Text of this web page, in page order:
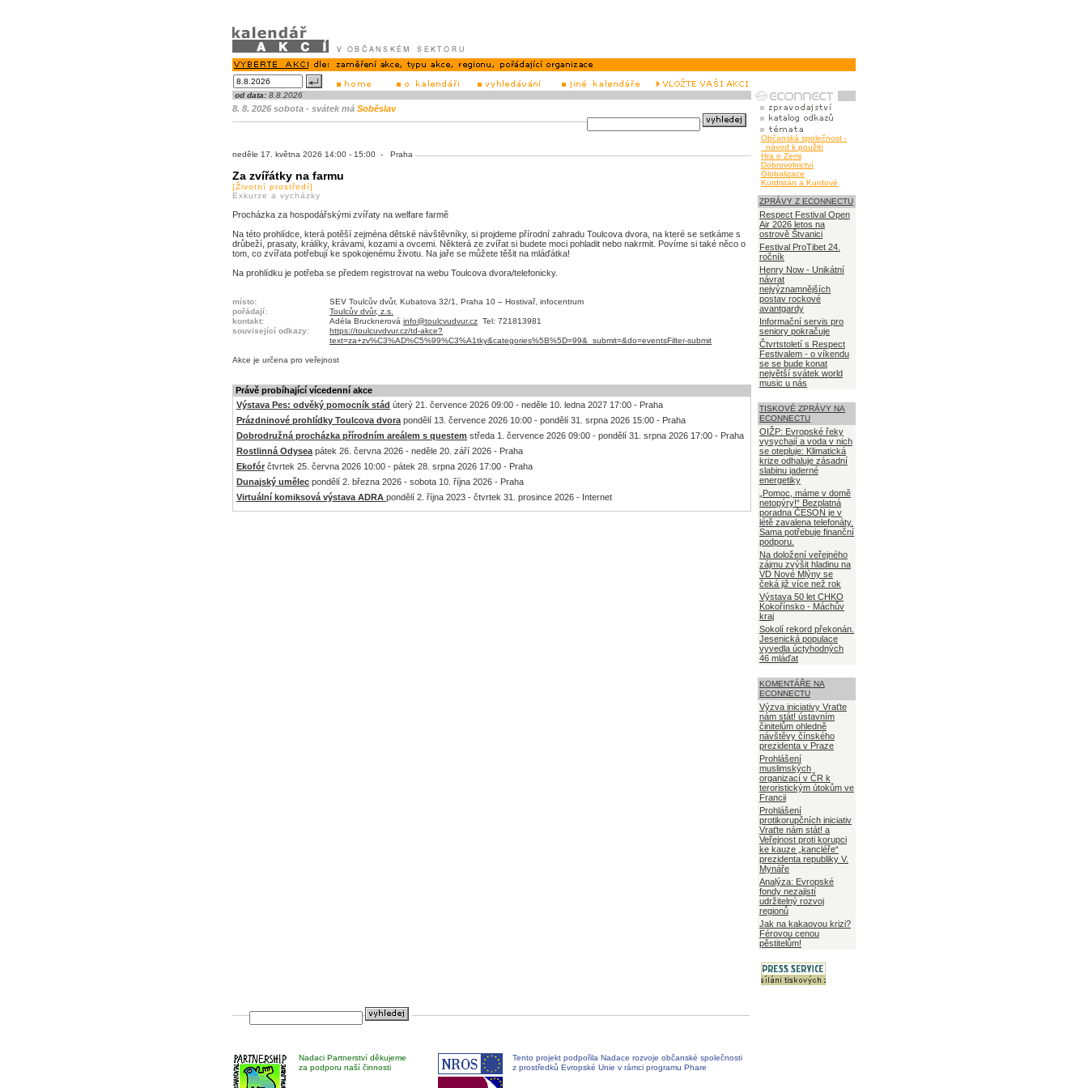
od data: 8.8.2026
8. 8. 2026 sobota - svátek má Soběslav
neděle 17. května 2026 14:00 - 15:00 - Praha
Za zvířátky na farmu
[Životní prostředí]
Exkurze a vycházky
Procházka za hospodářskými zvířaty na welfare farmě
Na této prohlídce, která potěší zejména dětské návštěvníky, si projdeme přírodní zahradu Toulcova dvora, na které se setkáme s
drůbeží, prasaty, králíky, krávami, kozami a ovcemi. Některá ze zvířat si budete moci pohladit nebo nakrmit. Povíme si také něco o
tom, co zvířata potřebují ke spokojenému životu. Na jaře se můžete těšit na mláďátka!
Na prohlídku je potřeba se předem registrovat na webu Toulcova dvora/telefonicky.
místo:
SEV Toulcův dvůr, Kubatova 32/1, Praha 10 – Hostivař, infocentrum
pořádají:
Toulcův dvůr, z.s.
kontakt:
Adéla Brucknerová info@toulcvudvur.cz Tel: 721813981
související odkazy:
https://toulcuvdvur.cz/td-akce?
text=za+zv%C3%AD%C5%99%C3%A1tky&categories%5B%5D=99&_submit=&do=eventsFilter-submit
Akce je určena pro veřejnost
Právě probíhající vícedenní akce
Výstava Pes: odvěký pomocník stád úterý 21. července 2026 09:00 - neděle 10. ledna 2027 17:00 - Praha
Prázdninové prohlídky Toulcova dvora pondělí 13. července 2026 10:00 - pondělí 31. srpna 2026 15:00 - Praha
Dobrodružná procházka přírodním areálem s questem středa 1. července 2026 09:00 - pondělí 31. srpna 2026 17:00 - Praha
Rostlinná Odysea pátek 26. června 2026 - neděle 20. září 2026 - Praha
Ekofór čtvrtek 25. června 2026 10:00 - pátek 28. srpna 2026 17:00 - Praha
Dunajský umělec pondělí 2. března 2026 - sobota 10. října 2026 - Praha
Virtuální komiksová výstava ADRA pondělí 2. října 2023 - čtvrtek 31. prosince 2026 - Internet
Občanská společnost -
návod k použití
Hra o Zemi
Dobrovolnictví
Globalizace
Kurdistán a Kurdové
ZPRÁVY Z ECONNECTU
Respect Festival Open
Air 2026 letos na
ostrově Štvanici
Festival ProTibet 24.
ročník
Henry Now - Unikátní
návrat
nejvýznamnějších
postav rockové
avantgardy
Informační servis pro
seniory pokračuje
Čtvrtstoletí s Respect
Festivalem - o víkendu
se se bude konat
největší svátek world
music u nás
TISKOVÉ ZPRÁVY NA
ECONNECTU
OIŽP: Evropské řeky
vysychají a voda v nich
se otepluje: Klimatická
krize odhaluje zásadní
slabinu jaderné
energetiky
„Pomoc, máme v domě
netopýry!“ Bezplatná
poradna ČESON je v
létě zavalena telefonáty.
Sama potřebuje finanční
podporu.
Na doložení veřejného
zájmu zvýšit hladinu na
VD Nové Mlýny se
čeká již více než rok
Výstava 50 let CHKO
Kokořínsko - Máchův
kraj
Sokolí rekord překonán.
Jesenická populace
vyvedla úctyhodných
46 mláďat
KOMENTÁŘE NA
ECONNECTU
Výzva iniciativy Vraťte
nám stát! ústavním
činitelům ohledně
návštěvy čínského
prezidenta v Praze
Prohlášení
muslimských
organizací v ČR k
teroristickým útokům ve
Francii
Prohlášení
protikorupčních iniciativ
Vraťte nám stát! a
Veřejnost proti korupci
ke kauze „kancléře“
prezidenta republiky V.
Mynáře
Analýza: Evropské
fondy nezajistí
udržitelný rozvoj
regionů
Jak na kakaovou krizi?
Férovou cenou
pěstitelům!
Nadaci Partnerství děkujeme
za podporu naší činnosti
Tento projekt podpořila Nadace rozvoje občanské společnosti
z prostředků Evropské Unie v rámci programu Phare